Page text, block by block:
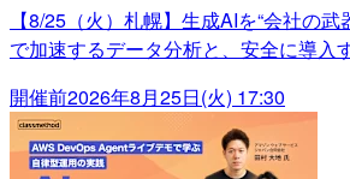
【8/25（火）札幌】生成AIを“会社の
で加速するデータ分析と、安全に導入
開催前2026年8月25日(火) 17:30